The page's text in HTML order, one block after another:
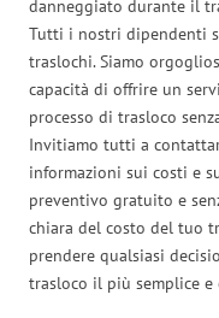
danneggiato durante il
Tutti i nostri dipendenti
traslochi. Siamo
capacità di offrire un
processo di trasloco
Invitiamo tutti a
informazioni sui costi e
preventivo gratuito e
chiara del costo del tuo
prendere qualsiasi
trasloco il più semplice